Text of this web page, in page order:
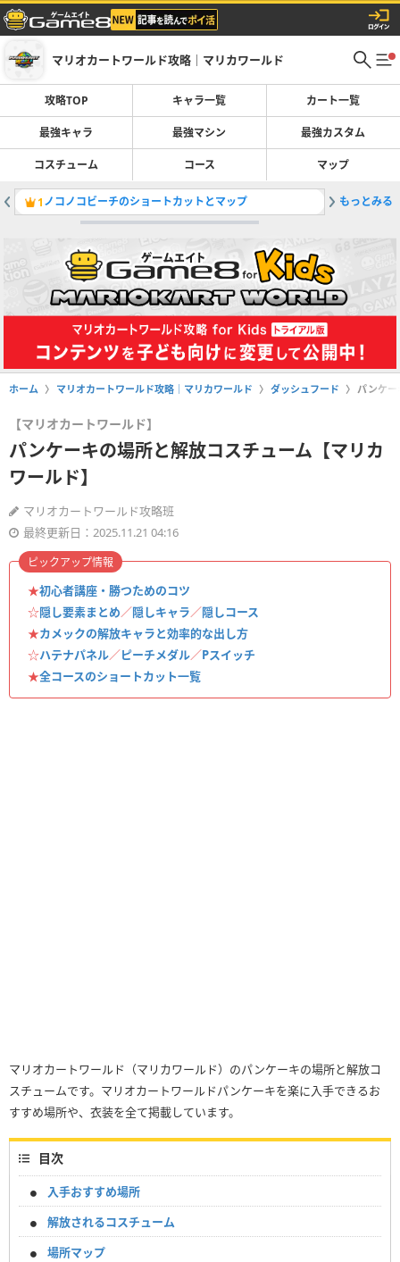
マリオカートワールド攻略｜マリカワールド
攻略TOP キャラ一覧 カート一覧
最強キャラ 最強マシン 最強カスタム
コスチューム コース マップ
1ノコノコビーチのショートカットとマップ 2ピーチ
もっとみる
ホーム マリオカートワールド攻略｜マリカワールド ダッシュフード パンケー
【マリオカートワールド】
パンケーキの場所と解放コスチューム【マリカ
ワールド】
マリオカートワールド攻略班
最終更新日：2025.11.21 04:16
★初心者講座・勝つためのコツ
☆隠し要素まとめ／隠しキャラ／隠しコース
★カメックの解放キャラと効率的な出し方
☆ハテナパネル／ピーチメダル／Pスイッチ
★全コースのショートカット一覧
ピックアップ情報
マリオカートワールド（マリカワールド）のパンケーキの場所と解放コ
スチュームです。マリオカートワールドパンケーキを楽に入手できるお
すすめ場所や、衣装を全て掲載しています。
目次
入手おすすめ場所
解放されるコスチューム
場所マップ